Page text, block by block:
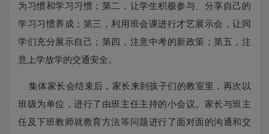
为习惯和学习习惯；第二，让学生积极参与、分享自己的
学习习惯养成；第三，利用班会课进行才艺展示会，让同
学们充分展示自己；第四，注意中考的新政策；第五，注
意上学放学的交通安全。
集体家长会结束后，家长来到孩子们的教室里，再次以
班级为单位，进行了由班主任主持的小会议。家长与班主
任及下班教师就教育方法等问题进行了面对面的沟通和交